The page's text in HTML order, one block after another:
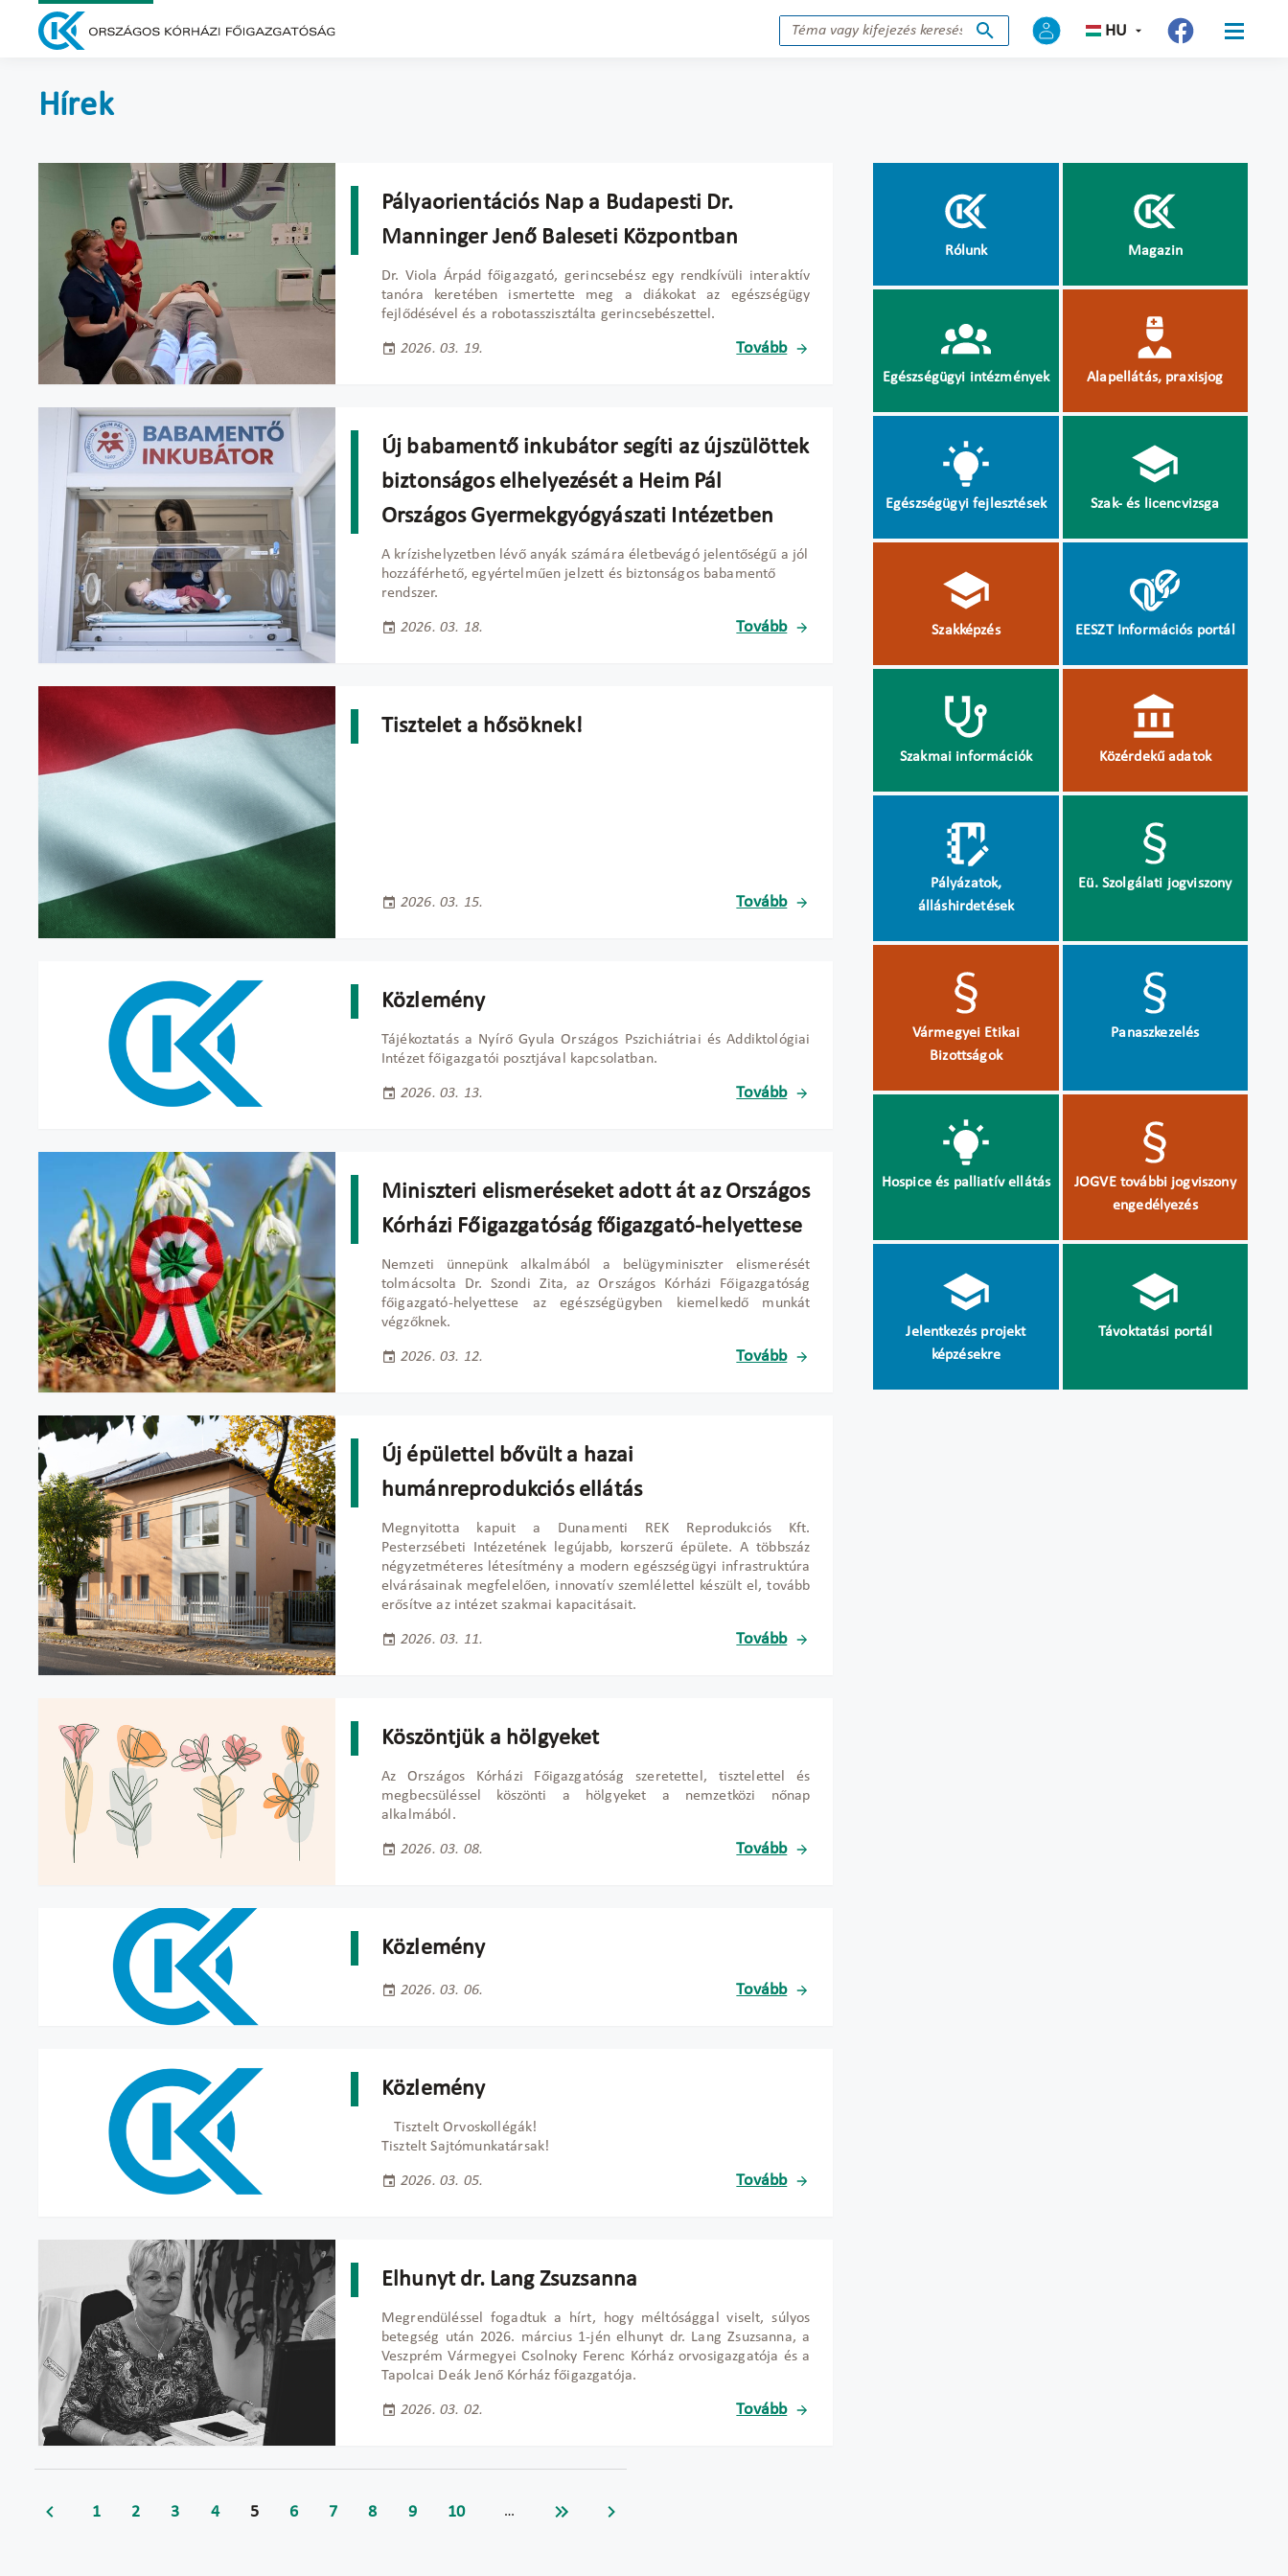
HU
Hírek
Pályaorientációs Nap a Budapesti Dr.
Manninger Jenő Baleseti Központban
Dr. Viola Árpád főigazgató, gerincsebész egy rendkívüli interaktív
tanóra keretében ismertette meg a diákokat az egészségügy
fejlődésével és a robotasszisztálta gerincsebészettel.
2026. 03. 19. Tovább
Új babamentő inkubátor segíti az újszülöttek
biztonságos elhelyezését a Heim Pál
Országos Gyermekgyógyászati Intézetben
A krízishelyzetben lévő anyák számára életbevágó jelentőségű a jól
hozzáférhető, egyértelműen jelzett és biztonságos babamentő
rendszer.
2026. 03. 18. Tovább
Tisztelet a hősöknek!
2026. 03. 15. Tovább
Közlemény
Tájékoztatás a Nyírő Gyula Országos Pszichiátriai és Addiktológiai
Intézet főigazgatói posztjával kapcsolatban.
2026. 03. 13. Tovább
Miniszteri elismeréseket adott át az Országos
Kórházi Főigazgatóság főigazgató-helyettese
Nemzeti ünnepünk alkalmából a belügyminiszter elismerését
tolmácsolta Dr. Szondi Zita, az Országos Kórházi Főigazgatóság
főigazgató-helyettese az egészségügyben kiemelkedő munkát
végzőknek.
2026. 03. 12. Tovább
Új épülettel bővült a hazai
humánreprodukciós ellátás
Megnyitotta kapuit a Dunamenti REK Reprodukciós Kft.
Pesterzsébeti Intézetének legújabb, korszerű épülete. A többszáz
négyzetméteres létesítmény a modern egészségügyi infrastruktúra
elvárásainak megfelelően, innovatív szemlélettel készült el, tovább
erősítve az intézet szakmai kapacitásait.
2026. 03. 11. Tovább
Köszöntjük a hölgyeket
Az Országos Kórházi Főigazgatóság szeretettel, tisztelettel és
megbecsüléssel köszönti a hölgyeket a nemzetközi nőnap
alkalmából.
2026. 03. 08. Tovább
Közlemény
2026. 03. 06. Tovább
Közlemény
Tisztelt Orvoskollégák!
Tisztelt Sajtómunkatársak!
2026. 03. 05. Tovább
Elhunyt dr. Lang Zsuzsanna
Megrendüléssel fogadtuk a hírt, hogy méltósággal viselt, súlyos
betegség után 2026. március 1-jén elhunyt dr. Lang Zsuzsanna, a
Veszprém Vármegyei Csolnoky Ferenc Kórház orvosigazgatója és a
Tapolcai Deák Jenő Kórház főigazgatója.
2026. 03. 02. Tovább
1 2 3 4 5 6 7 8 9 10 …
Rólunk Magazin
Egészségügyi intézmények Alapellátás, praxisjog
Egészségügyi fejlesztések Szak- és licencvizsga
Szakképzés EESZT Információs portál
Szakmai információk Közérdekű adatok
Pályázatok,
álláshirdetések
Eü. Szolgálati jogviszony
Vármegyei Etikai
Bizottságok
Panaszkezelés
Hospice és palliatív ellátás
JOGVE további jogviszony
engedélyezés
Jelentkezés projekt
képzésekre
Távoktatási portál